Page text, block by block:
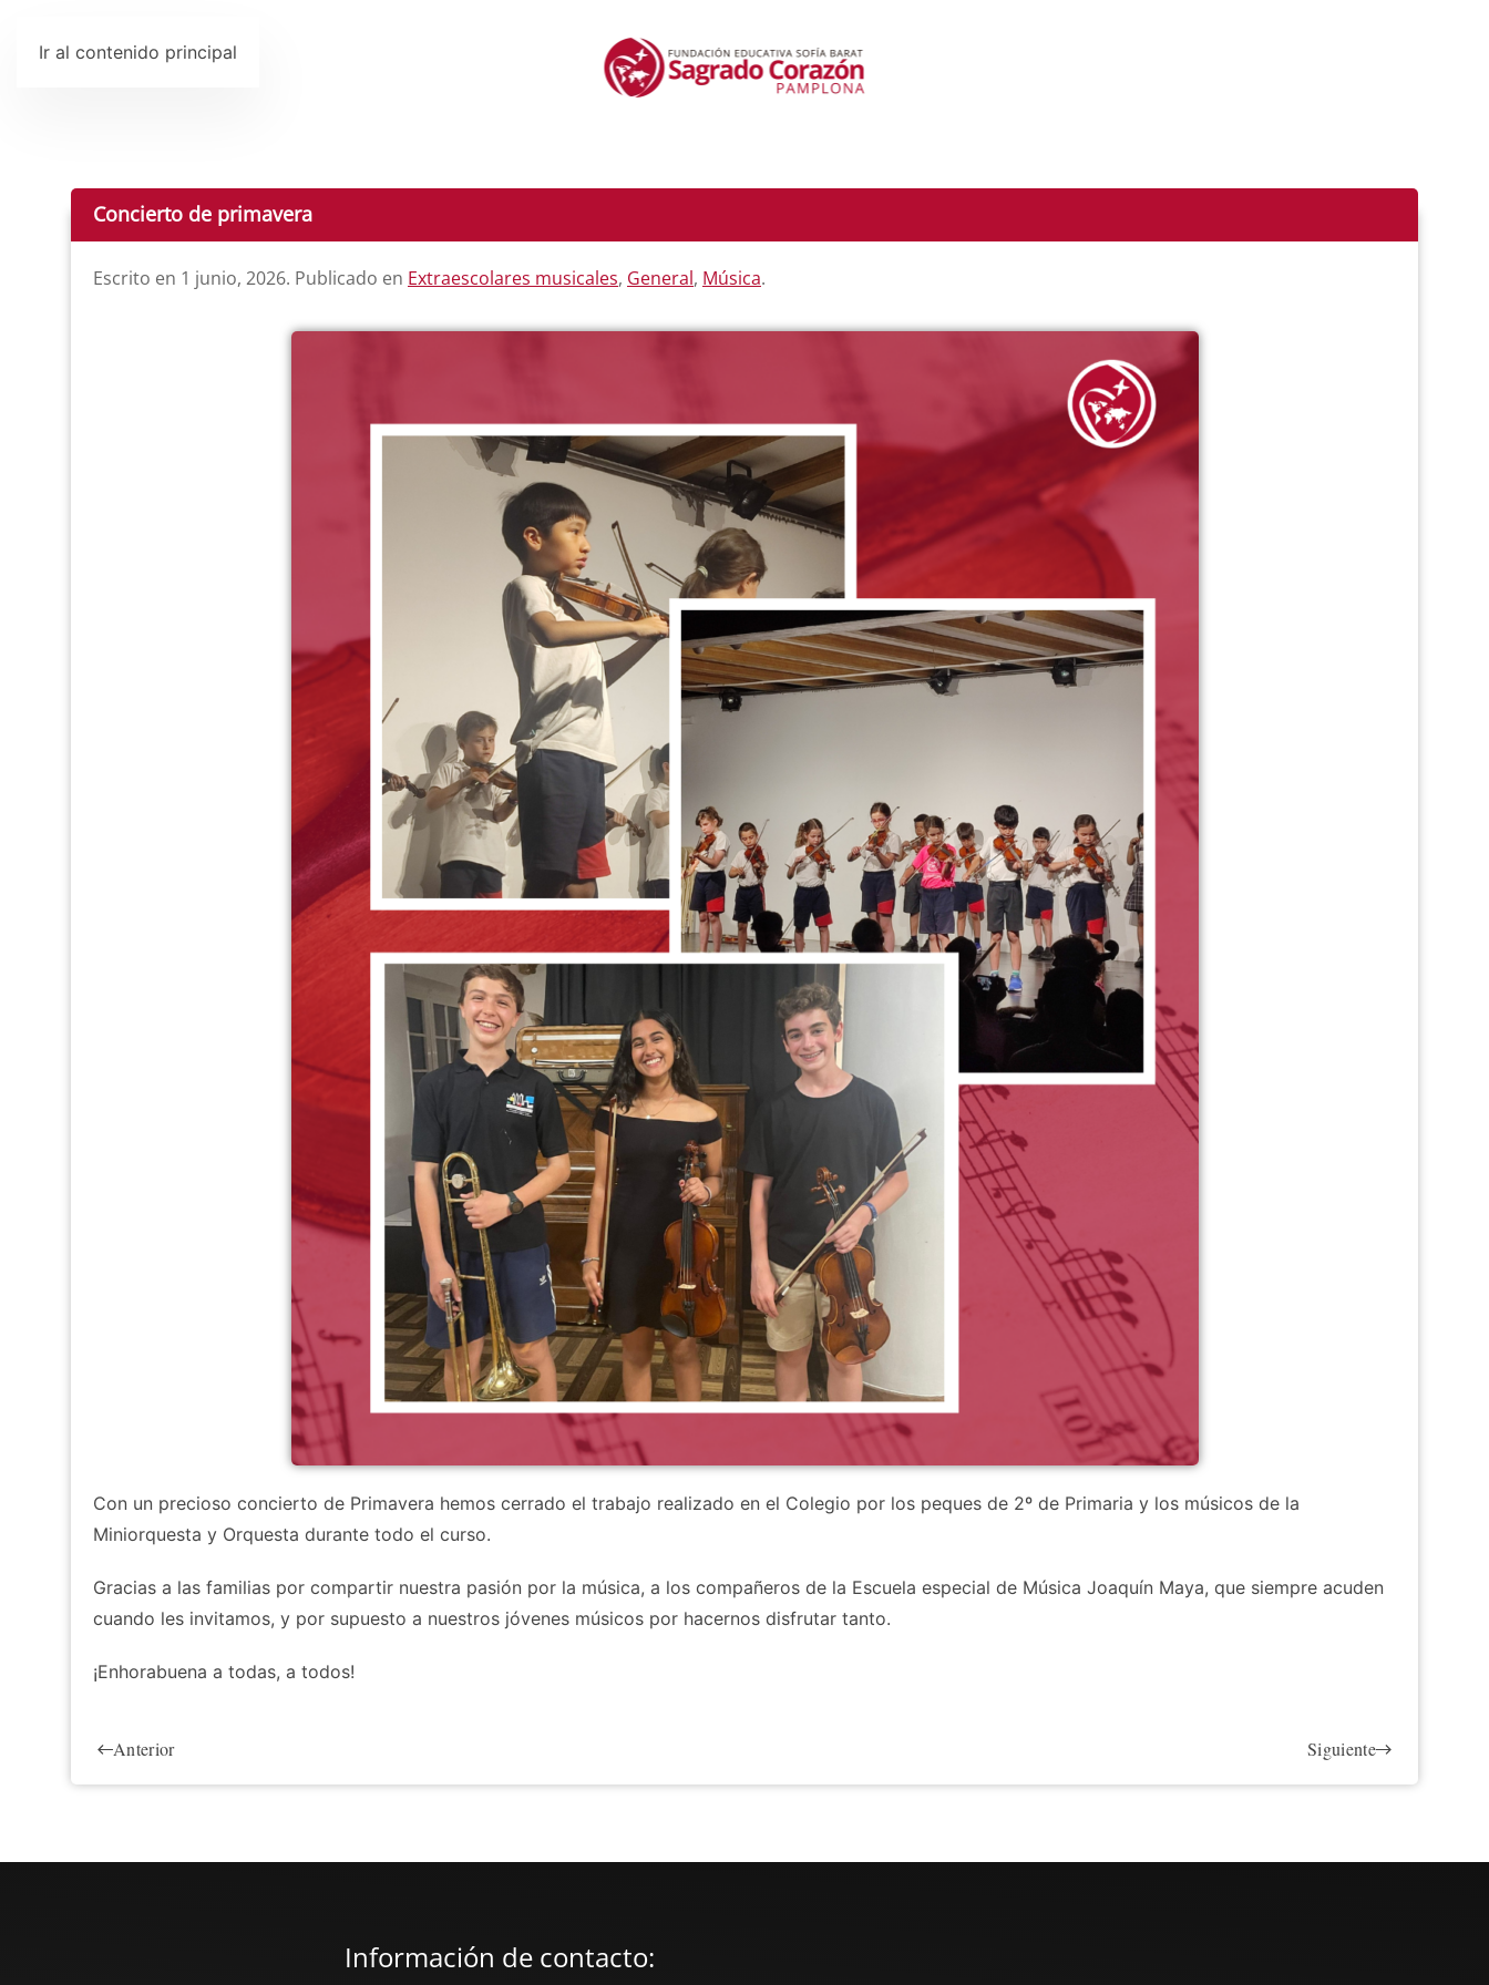
Ir al contenido principal
Concierto de primavera
Escrito en 1 junio, 2026. Publicado en Extraescolares musicales, General, Música.
Con un precioso concierto de Primavera hemos cerrado el trabajo realizado en el Colegio por los peques de 2º de Primaria y los músicos de la
Miniorquesta y Orquesta durante todo el curso.
Gracias a las familias por compartir nuestra pasión por la música, a los compañeros de la Escuela especial de Música Joaquín Maya, que siempre acuden
cuando les invitamos, y por supuesto a nuestros jóvenes músicos por hacernos disfrutar tanto.
¡Enhorabuena a todas, a todos!
Anterior Siguiente
Información de contacto: